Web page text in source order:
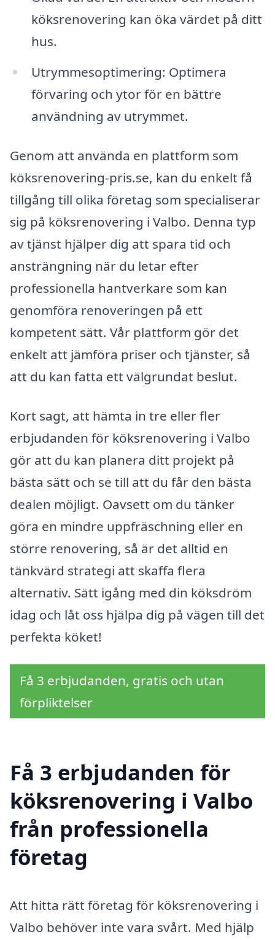
köksrenovering kan öka värdet på ditt
hus.
Utrymmesoptimering: Optimera
förvaring och ytor för en bättre
användning av utrymmet.
Genom att använda en plattform som
köksrenovering-pris.se, kan du enkelt få
tillgång till olika företag som specialiserar
sig på köksrenovering i Valbo. Denna typ
av tjänst hjälper dig att spara tid och
ansträngning när du letar efter
professionella hantverkare som kan
genomföra renoveringen på ett
kompetent sätt. Vår plattform gör det
enkelt att jämföra priser och tjänster, så
att du kan fatta ett välgrundat beslut.
Kort sagt, att hämta in tre eller fler
erbjudanden för köksrenovering i Valbo
gör att du kan planera ditt projekt på
bästa sätt och se till att du får den bästa
dealen möjligt. Oavsett om du tänker
göra en mindre uppfräschning eller en
större renovering, så är det alltid en
tänkvärd strategi att skaffa flera
alternativ. Sätt igång med din köksdröm
idag och låt oss hjälpa dig på vägen till det
perfekta köket!
Få 3 erbjudanden, gratis och utan
förpliktelser
Få 3 erbjudanden för
köksrenovering i Valbo
från professionella
företag
Att hitta rätt företag för köksrenovering i
Valbo behöver inte vara svårt. Med hjälp